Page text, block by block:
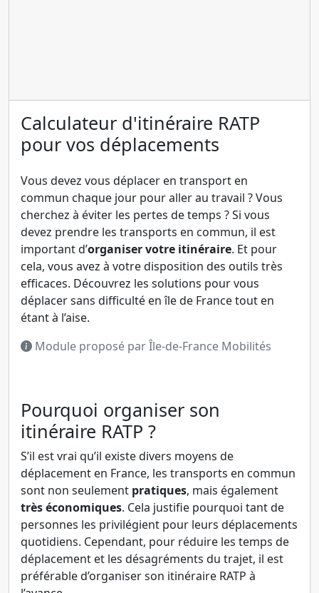
Calculateur d'itinéraire RATP
pour vos déplacements
Vous devez vous déplacer en transport en
commun chaque jour pour aller au travail ? Vous
cherchez à éviter les pertes de temps ? Si vous
devez prendre les transports en commun, il est
important d’organiser votre itinéraire. Et pour
cela, vous avez à votre disposition des outils très
efficaces. Découvrez les solutions pour vous
déplacer sans difficulté en île de France tout en
étant à l’aise.
Module proposé par Île-de-France Mobilités
Pourquoi organiser son
itinéraire RATP ?
S’il est vrai qu’il existe divers moyens de
déplacement en France, les transports en commun
sont non seulement pratiques, mais également
très économiques. Cela justifie pourquoi tant de
personnes les privilégient pour leurs déplacements
quotidiens. Cependant, pour réduire les temps de
déplacement et les désagréments du trajet, il est
préférable d’organiser son itinéraire RATP à